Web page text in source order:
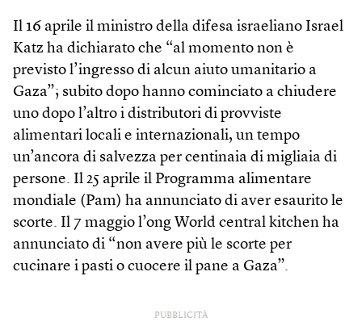
Il 16 aprile il ministro della difesa israeliano Israel
Katz ha dichiarato che “al momento non è
previsto l’ingresso di alcun aiuto umanitario a
Gaza”; subito dopo hanno cominciato a chiudere
uno dopo l’altro i distributori di provviste
alimentari locali e internazionali, un tempo
un’ancora di salvezza per centinaia di migliaia di
persone. Il 25 aprile il Programma alimentare
mondiale (Pam) ha annunciato di aver esaurito le
scorte. Il 7 maggio l’ong World central kitchen ha
annunciato di “non avere più le scorte per
cucinare i pasti o cuocere il pane a Gaza”.
PUBBLICITÀ